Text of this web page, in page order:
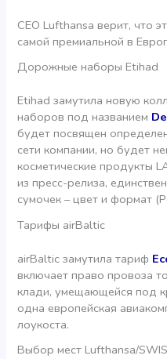
CEO Lufthansa верит, что
самой премиальной в
Дорожные наборы Etihad
Etihad замутила новую
наборов под названием
будет посвящен
сети компании, но будет
косметические продукты
из пресс-релиза,
сумочек – цвет и формат
Тарифы airBaltic
airBaltic замутила тариф
включает право провоза
клади, умещающейся под
одна европейская
лоукоста.
Выбор мест Lufthansa/